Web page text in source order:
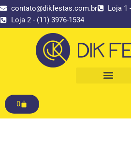
Ir
para
o
contato@dikfestas.com.br
Loja 1
Loja 2 - (11) 3976-1534
0
Carrinho